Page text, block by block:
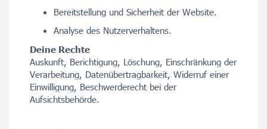
Bereitstellung und Sicherheit der Website.
Analyse des Nutzerverhaltens.
Deine Rechte
Auskunft, Berichtigung, Löschung, Einschränkung der
Verarbeitung, Datenübertragbarkeit, Widerruf einer
Einwilligung, Beschwerderecht bei der
Aufsichtsbehörde.